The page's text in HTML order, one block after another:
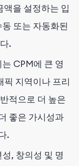
액을 설정하는 입
또는 자동화된
.
CPM에 큰 영
픽 지역이나 프리
적으로 더 높은
좋은 가시성과
.
, 창의성 및 명